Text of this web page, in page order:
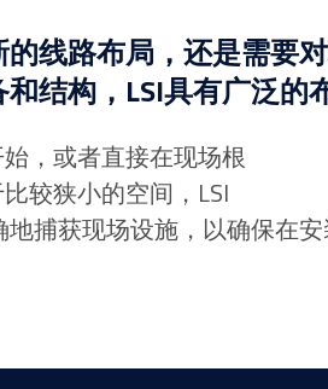
线路布局，还是需要
结构，LSI具有广泛的
，或者直接在现场根
较狭小的空间，LSI
捕获现场设施，以确保在